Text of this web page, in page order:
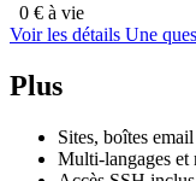
0 € à vie
Voir les détails Une
Plus
Sites, boîtes
Multi-langages et